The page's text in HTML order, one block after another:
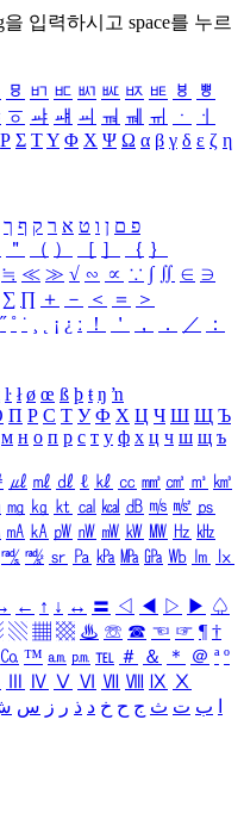
을 입력하시고 space를 누르
ㅱ ㅲ ㅳ ㅴ ㅵ ㅶ ㅷ ㅸ
ㅹ
ㆆ ㆇ ㆈ ㆉ ㆊ ㆋ ㆌ ㆍ
ㆎ
Ρ Σ ΤΥ Φ Χ Ψ Ω α β γ δ ε ζ η
פ ם ן ו ט א ר ק ף ך
＂ （ ） ［ ］ ｛ ｝
≒ ≪ ≫ √ ∽ ∝ ∵ ∫ ∬ ∈ ∋
∑ ∏ ＋ － ＜ ＝
＞
˝ ˚ ˙ ¸ ¡ ¿ ː ！ ＇ ， ． ／
：
ŀ ł ø œ ß þ ŧ ŋ ŉ
П Р С Т У Ф Х Ц Ч Ш Щ Ъ
м н о п р с т у ф х ц ч ш щ ъ
㎕ ㎖ ㎗ ℓ ㎘ ㏄ ㎣ ㎤ ㎥ ㎦
㎎ ㎏ ㏏ ㎈ ㎉ ㏈ ㎧ ㎨ ㎰
㎃ ㎄ ㎺ ㎻ ㎽ ㎾ ㎿ ㎐ ㎑
㎮ ㎯ ㏛ ㎩ ㎪ ㎫ ㎬ ㏝ ㏐
㏓
← ↑ ↓ ↔ 〓 ◁ ◀ ▷ ▶ ♤
▧ ▦ ▩ ♨ ☏ ☎ ☜ ☞ ¶ †
㏇ ™ ㏂ ㏘ ℡ ＃ ＆ ＊ ＠ ª º
Ⅳ Ⅴ Ⅵ Ⅶ Ⅷ Ⅸ Ⅹ
ب ت ث ج ح خ د ذ ر ز س